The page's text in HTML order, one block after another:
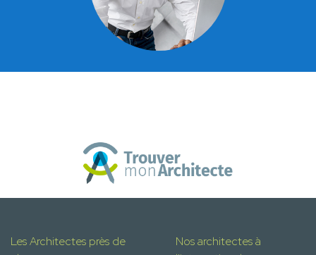
Les Architectes près de
Nos architectes à